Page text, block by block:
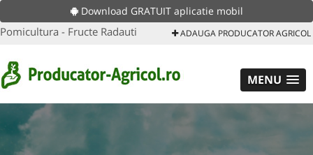
Download GRATUIT aplicatie mobil
Pomicultura - Fructe Radauti ADAUGA PRODUCATOR AGRICOL
MENU